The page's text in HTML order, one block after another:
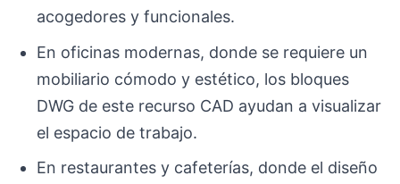
acogedores y funcionales.
En oficinas modernas, donde se requiere un
mobiliario cómodo y estético, los bloques
DWG de este recurso CAD ayudan a visualizar
el espacio de trabajo.
En restaurantes y cafeterías, donde el diseño